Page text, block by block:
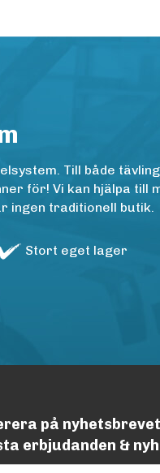
Till både
för! Vi kan hjälpa till
ingen traditionell butik.
Stort eget lager
på
erbjudanden &